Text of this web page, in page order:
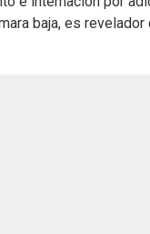
baja, es